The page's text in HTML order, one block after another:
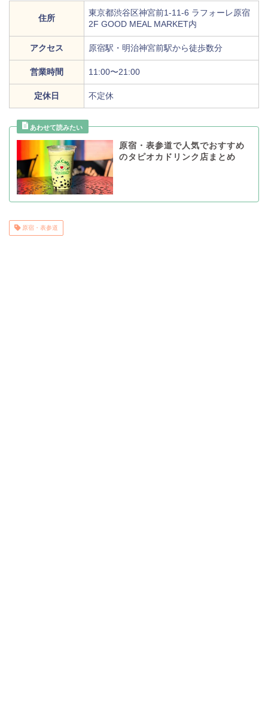
住所
東京都渋谷区神宮前1-11-6 ラフォーレ原宿
2F GOOD MEAL MARKET内
アクセス 原宿駅・明治神宮前駅から徒歩数分
営業時間 11:00〜21:00
定休日 不定休
原宿・表参道で人気でおすすめ
のタピオカドリンク店まとめ
原宿・表参道